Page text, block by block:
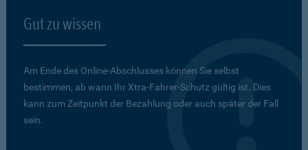
Gut zu wissen
Am Ende des Online-Abschlusses können Sie selbst
bestimmen, ab wann Ihr Xtra-Fahrer-Schutz gültig ist. Dies
kann zum Zeitpunkt der Bezahlung oder auch später der Fall
sein.